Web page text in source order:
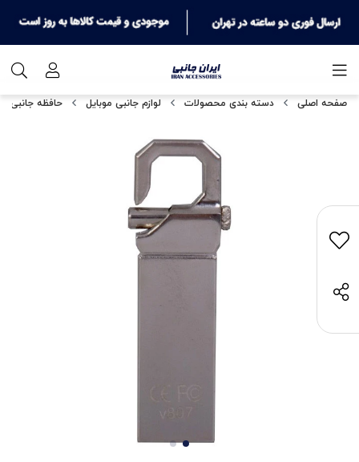
صفحه اصلی دسته بندی محصولات لوازم جانبی موبایل حافظه جانبی